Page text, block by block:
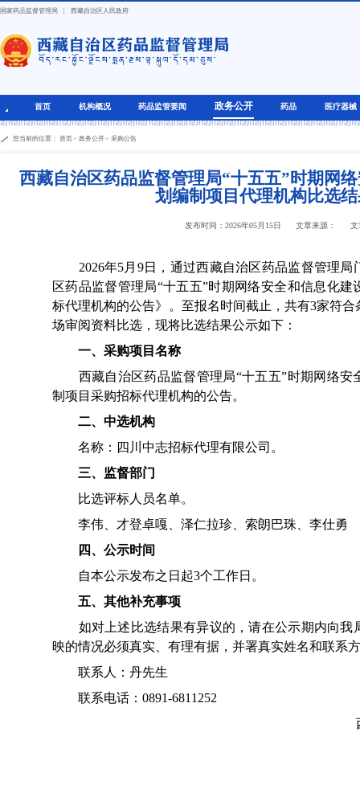
国家药品监督管理局 | 西藏自治区人民政府
首页 机构概况 药品监管要闻 政务公开 药品 医疗器械
您当前的位置： 首页> 政务公开> 采购公告
西藏自治区药品监督管理局“十五五”时期网
划编制项目代理机构比选
发布时间：2026年05月15日 文章来源： 文
2026年5月9日，通过西藏自治区药品监督管理局
区药品监督管理局“十五五”时期网络安全和信息化
标代理机构的公告》。至报名时间截止，共有3家符
场审阅资料比选，现将比选结果公示如下：
一、采购项目名称
西藏自治区药品监督管理局“十五五”时期网络安
制项目采购招标代理机构的公告。
二、中选机构
名称：四川中志招标代理有限公司。
三、监督部门
比选评标人员名单。
李伟、才登卓嘎、泽仁拉珍、索朗巴珠、李仕勇
四、公示时间
自本公示发布之日起3个工作日。
五、其他补充事项
如对上述比选结果有异议的，请在公示期内向我
映的情况必须真实、有理有据，并署真实姓名和联系
联系人：丹先生
联系电话：0891-6811252